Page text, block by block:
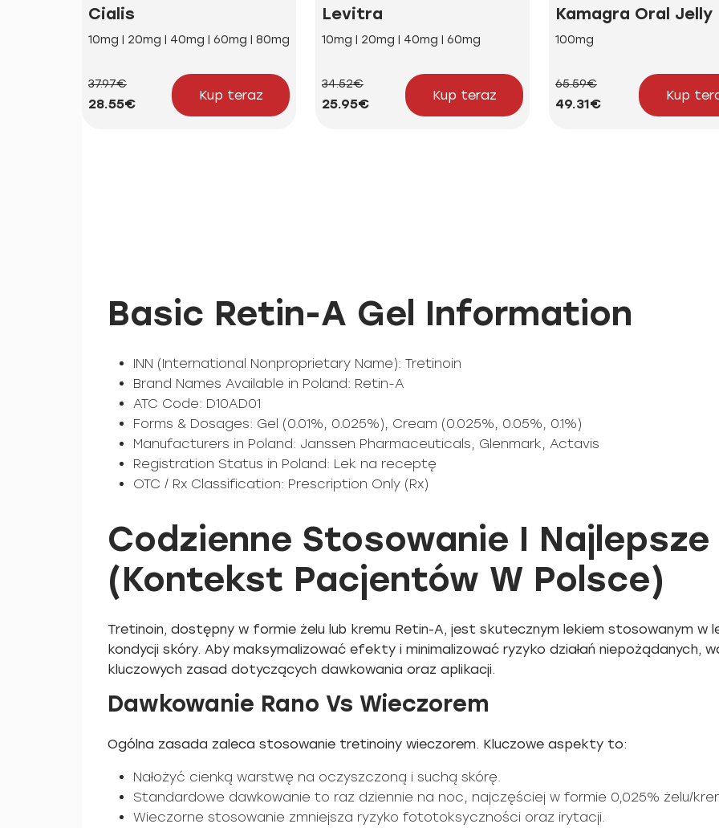
Cialis
10mg | 20mg | 40mg | 60mg | 80mg
37.97€
28.55€
Kup teraz
Levitra
10mg | 20mg | 40mg | 60mg
34.52€
25.95€
Kup teraz
Kamagra Oral Jelly
100mg
65.59€
49.31€
Kup
Basic Retin-A Gel Information
INN (International Nonproprietary Name): Tretinoin
Brand Names Available in Poland: Retin-A
ATC Code: D10AD01
Forms & Dosages: Gel (0.01%, 0.025%), Cream (0.025%, 0.05%, 0.1%)
Manufacturers in Poland: Janssen Pharmaceuticals, Glenmark, Actavis
Registration Status in Poland: Lek na receptę
OTC / Rx Classification: Prescription Only (Rx)
Codzienne Stosowanie I
(Kontekst Pacjentów W Polsce)
Tretinoin, dostępny w formie żelu lub kremu Retin-A, jest skutecznym lekiem stosowanym w
kondycji skóry. Aby maksymalizować efekty i minimalizować ryzyko działań niepożądanych,
kluczowych zasad dotyczących dawkowania oraz aplikacji.
Dawkowanie Rano Vs Wieczorem
Ogólna zasada zaleca stosowanie tretinoiny wieczorem. Kluczowe aspekty to:
Nałożyć cienką warstwę na oczyszczoną i suchą skórę.
Standardowe dawkowanie to raz dziennie na noc, najczęściej w formie 0,025% żelu/
Wieczorne stosowanie zmniejsza ryzyko fototoksyczności oraz irytacji.